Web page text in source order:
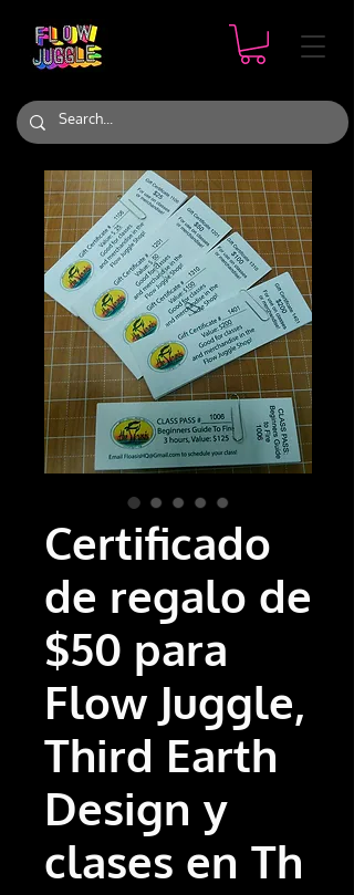
Certificado
de regalo de
$50 para
Flow Juggle,
Third Earth
Design y
clases en Th